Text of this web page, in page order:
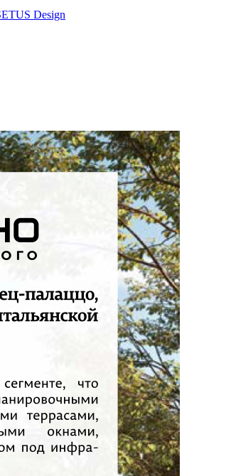
Design